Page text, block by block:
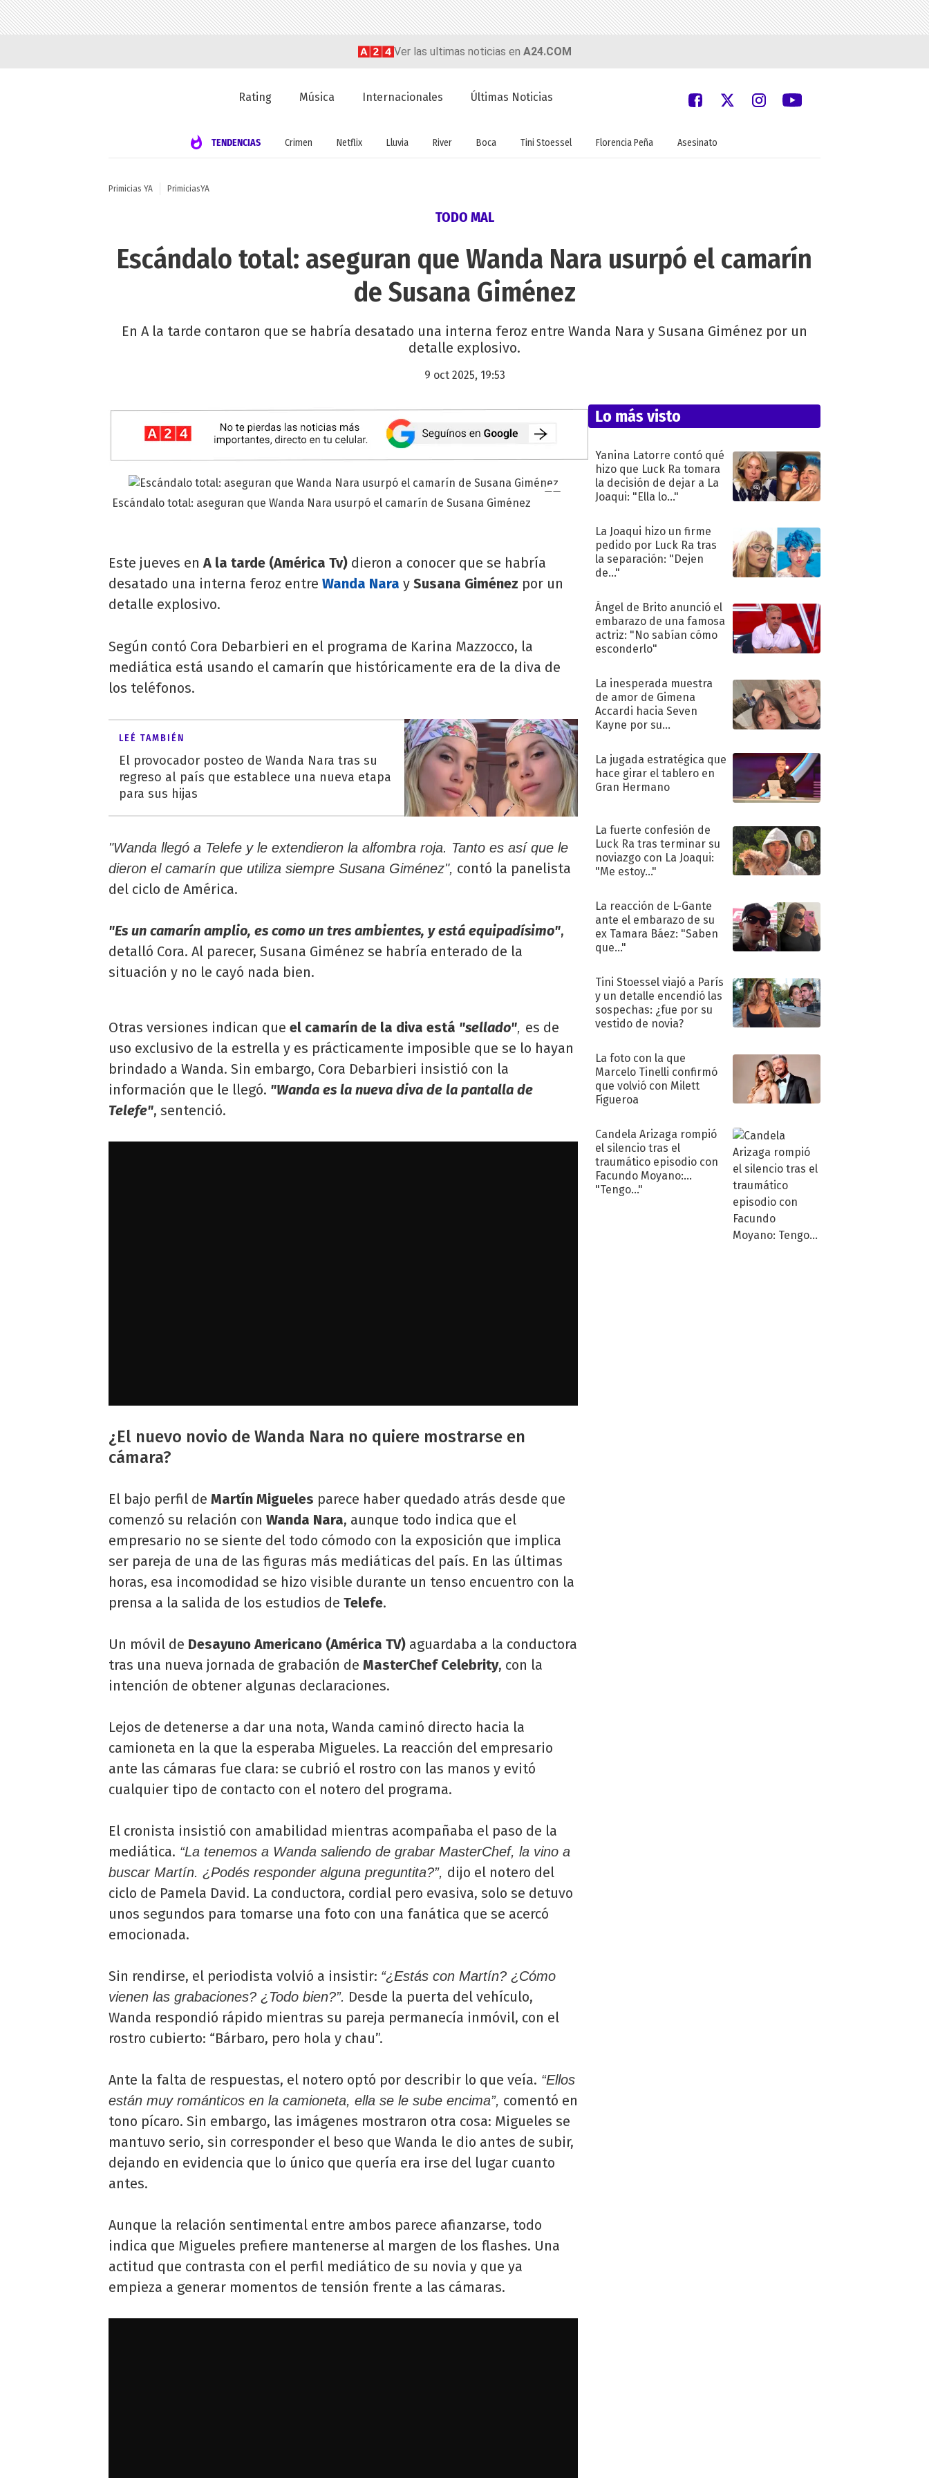
Ver las ultimas noticias en A24.COM
Rating Música Internacionales Últimas Noticias
TENDENCIAS Crimen Netflix Lluvia River Boca Tini Stoessel Florencia Peña Asesinato
Primicias YA PrimiciasYA
TODO MAL
Escándalo total: aseguran que Wanda Nara usurpó el camarín
de Susana Giménez
En A la tarde contaron que se habría desatado una interna feroz entre Wanda Nara y Susana Giménez por un
detalle explosivo.
9 oct 2025, 19:53
Escándalo total: aseguran que Wanda Nara usurpó el camarín de Susana Giménez
Este jueves en A la tarde (América Tv) dieron a conocer que se habría
desatado una interna feroz entre Wanda Nara y Susana Giménez por un
detalle explosivo.
Según contó Cora Debarbieri en el programa de Karina Mazzocco, la
mediática está usando el camarín que históricamente era de la diva de
los teléfonos.
LEÉ TAMBIÉN
El provocador posteo de Wanda Nara tras su
regreso al país que establece una nueva etapa
para sus hijas
"Wanda llegó a Telefe y le extendieron la alfombra roja. Tanto es así que le
dieron el camarín que utiliza siempre Susana Giménez", contó la panelista
del ciclo de América.
"Es un camarín amplio, es como un tres ambientes, y está equipadísimo",
detalló Cora. Al parecer, Susana Giménez se habría enterado de la
situación y no le cayó nada bien.
Otras versiones indican que el camarín de la diva está "sellado", es de
uso exclusivo de la estrella y es prácticamente imposible que se lo hayan
brindado a Wanda. Sin embargo, Cora Debarbieri insistió con la
información que le llegó. "Wanda es la nueva diva de la pantalla de
Telefe", sentenció.
¿El nuevo novio de Wanda Nara no quiere mostrarse en
cámara?
El bajo perfil de Martín Migueles parece haber quedado atrás desde que
comenzó su relación con Wanda Nara, aunque todo indica que el
empresario no se siente del todo cómodo con la exposición que implica
ser pareja de una de las figuras más mediáticas del país. En las últimas
horas, esa incomodidad se hizo visible durante un tenso encuentro con la
prensa a la salida de los estudios de Telefe.
Un móvil de Desayuno Americano (América TV) aguardaba a la conductora
tras una nueva jornada de grabación de MasterChef Celebrity, con la
intención de obtener algunas declaraciones.
Lejos de detenerse a dar una nota, Wanda caminó directo hacia la
camioneta en la que la esperaba Migueles. La reacción del empresario
ante las cámaras fue clara: se cubrió el rostro con las manos y evitó
cualquier tipo de contacto con el notero del programa.
El cronista insistió con amabilidad mientras acompañaba el paso de la
mediática. “La tenemos a Wanda saliendo de grabar MasterChef, la vino a
buscar Martín. ¿Podés responder alguna preguntita?”, dijo el notero del
ciclo de Pamela David. La conductora, cordial pero evasiva, solo se detuvo
unos segundos para tomarse una foto con una fanática que se acercó
emocionada.
Sin rendirse, el periodista volvió a insistir: “¿Estás con Martín? ¿Cómo
vienen las grabaciones? ¿Todo bien?”. Desde la puerta del vehículo,
Wanda respondió rápido mientras su pareja permanecía inmóvil, con el
rostro cubierto: “Bárbaro, pero hola y chau”.
Ante la falta de respuestas, el notero optó por describir lo que veía. “Ellos
están muy románticos en la camioneta, ella se le sube encima”, comentó en
tono pícaro. Sin embargo, las imágenes mostraron otra cosa: Migueles se
mantuvo serio, sin corresponder el beso que Wanda le dio antes de subir,
dejando en evidencia que lo único que quería era irse del lugar cuanto
antes.
Aunque la relación sentimental entre ambos parece afianzarse, todo
indica que Migueles prefiere mantenerse al margen de los flashes. Una
actitud que contrasta con el perfil mediático de su novia y que ya
empieza a generar momentos de tensión frente a las cámaras.
Lo más visto
Yanina Latorre contó qué
hizo que Luck Ra tomara
la decisión de dejar a La
Joaqui: "Ella lo..."
La Joaqui hizo un firme
pedido por Luck Ra tras
la separación: "Dejen
de..."
Ángel de Brito anunció el
embarazo de una famosa
actriz: "No sabían cómo
esconderlo"
La inesperada muestra
de amor de Gimena
Accardi hacia Seven
Kayne por su
La jugada estratégica que
hace girar el tablero en
Gran Hermano
La fuerte confesión de
Luck Ra tras terminar su
noviazgo con La Joaqui:
"Me estoy..."
La reacción de L-Gante
ante el embarazo de su
ex Tamara Báez: "Saben
que..."
Tini Stoessel viajó a París
y un detalle encendió las
sospechas: ¿fue por su
vestido de novia?
La foto con la que
Marcelo Tinelli confirmó
que volvió con Milett
Figueroa
Candela Arizaga rompió
el silencio tras el
traumático episodio con
Facundo Moyano:
"Tengo..."